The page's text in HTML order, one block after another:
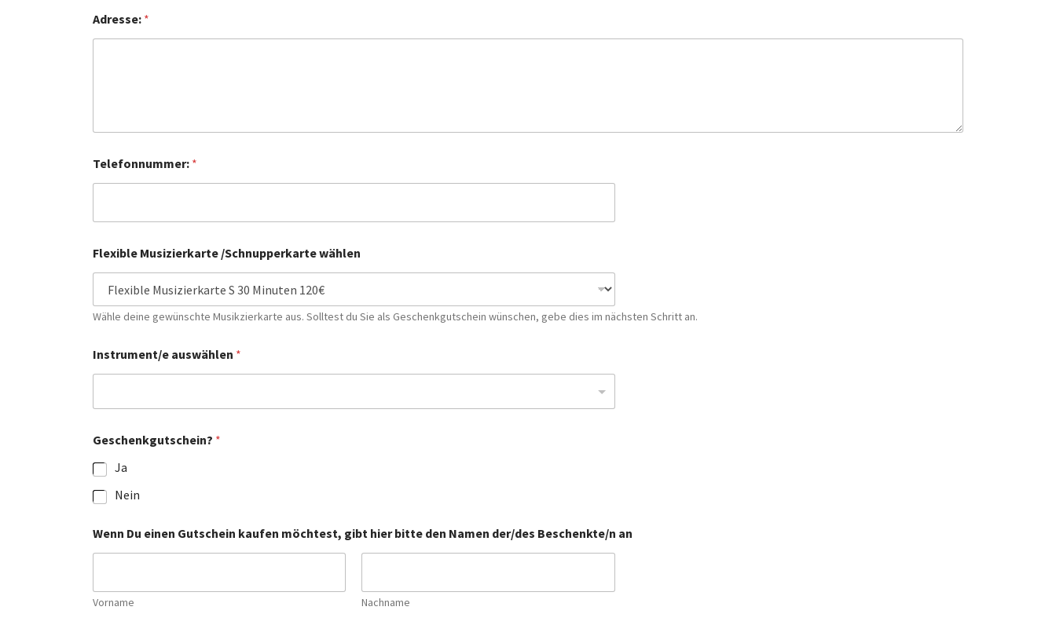
Adresse: *
Telefonnummer: *
Flexible Musizierkarte /Schnupperkarte wählen
Wähle deine gewünschte Musikzierkarte aus. Solltest du Sie als Geschenkgutschein wünschen, gebe dies im nächsten Schritt an.
Instrument/e auswählen *
Geschenkgutschein? *
Ja
Nein
Wenn Du einen Gutschein kaufen möchtest, gibt hier bitte den Namen der/des Beschenkte/n an
Vorname Nachname